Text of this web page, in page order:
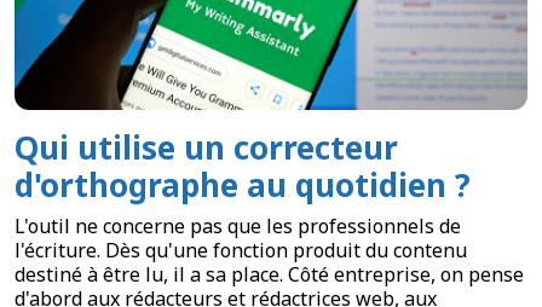
Qui utilise un correcteur
d'orthographe au quotidien ?
L'outil ne concerne pas que les professionnels de
l'écriture. Dès qu'une fonction produit du contenu
destiné à être lu, il a sa place. Côté entreprise, on pense
d'abord aux rédacteurs et rédactrices web, aux